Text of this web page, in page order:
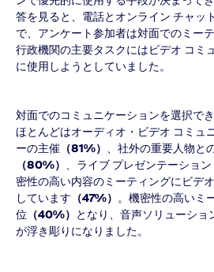
答を見ると、電話とオンライン チャッ
で、アンケート参加者は対面でのミー
行政機関の主要タスクにはビデオ コミ
に使用しようとしていました。
対面でのコミュニケーションを選択で
ほとんどはオーディオ・ビデオ コミュ
ーの主催 （81%） 、社外の重要人物と
（80%） 、ライブ プレゼンテーション
密性の高い内容のミーティングにビデ
しています （47%） 。機密性の高いミ
位 （40%） となり、音声ソリューシ
が浮き彫りになりました。